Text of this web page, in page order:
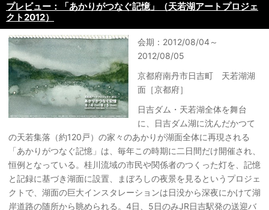
プレビュー：「あかりがつなぐ記憶」（天若湖アートプロジェ
クト2012）
会期：2012/08/04～
2012/08/05
京都府南丹市日吉町 天若湖湖
面［京都府］
日吉ダム・天若湖全体を舞台
に、日吉ダム湖に沈んだかつて
の天若集落（約120戸）の家々のあかりが湖面全体に再現される
「あかりがつなぐ記憶」は、毎年この時期に二日間だけ開催され、
恒例となっている。桂川流域の市民や関係者のつくった灯を、記憶
と記録に基づき湖面に設置、まぼろしの夜景を見るというプロジェ
クトで、湖面の巨大インスタレーションは日没から深夜にかけて湖
岸道路の随所から眺められる。4日、5日のみJR日吉駅発の送迎バ